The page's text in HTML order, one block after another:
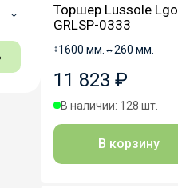
Торшер Lussole Lgo
GRLSP-0333
↕1600 мм. ↔260 мм.
11 823 ₽
В наличии: 128 шт.
В корзину